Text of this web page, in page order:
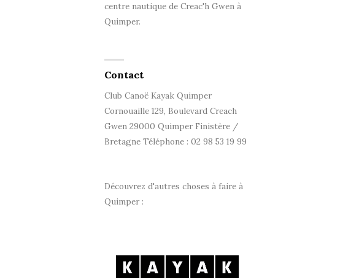
centre nautique de Creac'h Gwen à
Quimper.
Contact
Club Canoë Kayak Quimper
Cornouaille 129, Boulevard Creach
Gwen 29000 Quimper Finistère /
Bretagne Téléphone : 02 98 53 19 99
Découvrez d'autres choses à faire à
Quimper :